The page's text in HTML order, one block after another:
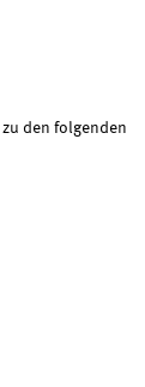
zu den folgenden